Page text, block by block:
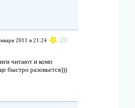
2011 в 21:24
читают и комп
быстро разовьется)))